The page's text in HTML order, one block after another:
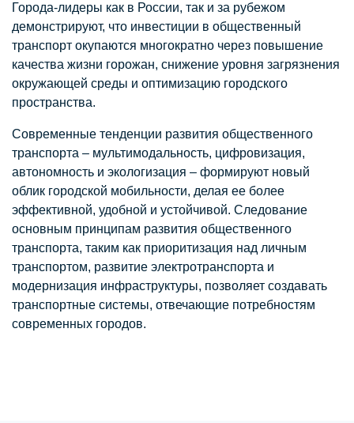
Города-лидеры как в России, так и за рубежом
демонстрируют, что инвестиции в общественный
транспорт окупаются многократно через повышение
качества жизни горожан, снижение уровня загрязнения
окружающей среды и оптимизацию городского
пространства.
Современные тенденции развития общественного
транспорта – мультимодальность, цифровизация,
автономность и экологизация – формируют новый
облик городской мобильности, делая ее более
эффективной, удобной и устойчивой. Следование
основным принципам развития общественного
транспорта, таким как приоритизация над личным
транспортом, развитие электротранспорта и
модернизация инфраструктуры, позволяет создавать
транспортные системы, отвечающие потребностям
современных городов.